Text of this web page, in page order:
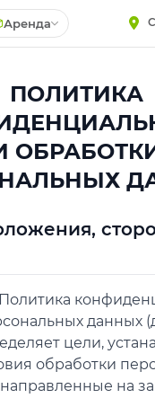
Аренда
Столы
Стулья
Диваны
Пуфы
Барная
ПОЛИТИКА
данных
цели,
обработки
на